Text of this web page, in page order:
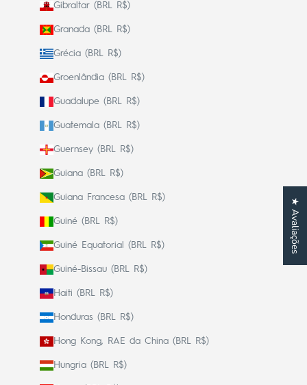
Gibraltar (BRL R$)
Granada (BRL R$)
Grécia (BRL R$)
Groenlândia (BRL R$)
Guadalupe (BRL R$)
Guatemala (BRL R$)
Guernsey (BRL R$)
Guiana (BRL R$)
Guiana Francesa (BRL R$)
Guiné (BRL R$)
Guiné Equatorial (BRL R$)
Guiné-Bissau (BRL R$)
Haiti (BRL R$)
Honduras (BRL R$)
Hong Kong, RAE da China (BRL R$)
Hungria (BRL R$)
★ Avaliações